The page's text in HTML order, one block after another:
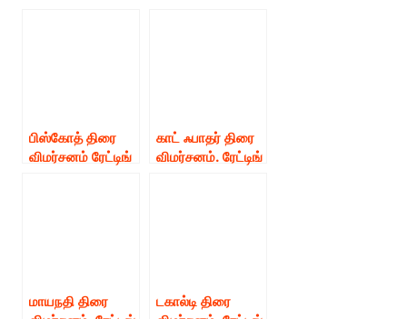
பிஸ்கோத் திரை
விமர்சனம் ரேட்டிங்
காட் ஃபாதர் திரை
விமர்சனம். ரேட்டிங்
மாயநதி திரை
டகால்டி திரை